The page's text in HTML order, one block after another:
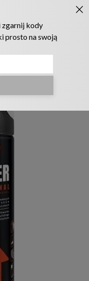
sklepu! ❤️
Spraye Spray Deco